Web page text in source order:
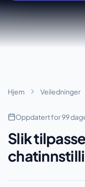
Hjem Veiledninger
Oppdatert for 99
Slik